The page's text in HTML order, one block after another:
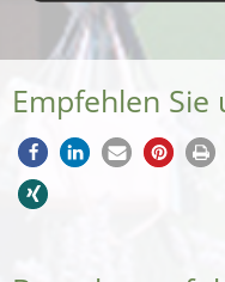
Empfehlen Sie